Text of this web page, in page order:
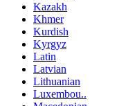
Kazakh
Khmer
Kurdish
Kyrgyz
Latin
Latvian
Lithuanian
Luxembou..